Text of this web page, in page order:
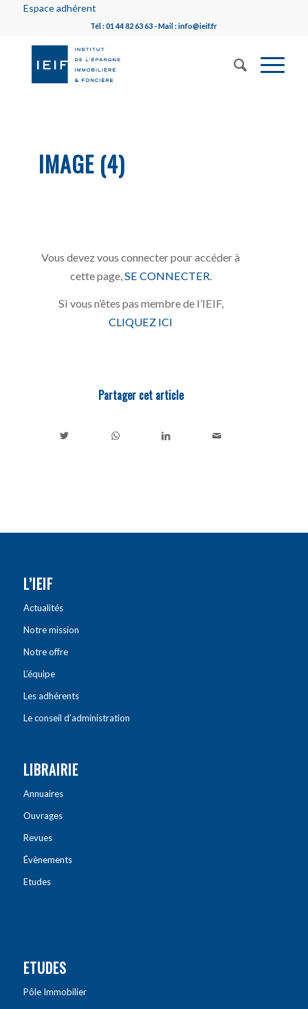
Espace adhérent
Tél : 01 44 82 63 63 - Mail : info@ieif.fr
IMAGE (4)
Vous devez vous connecter pour accéder à
cette page, SE CONNECTER
Si vous n’êtes pas membre de l’IEIF,
CLIQUEZ ICI
Partager cet article
L’IEIF
Actualités
Notre mission
Notre offre
L’équipe
Les adhérents
Le conseil d’administration
LIBRAIRIE
Annuaires
Ouvrages
Revues
Évènements
Etudes
ETUDES
Pôle Immobilier